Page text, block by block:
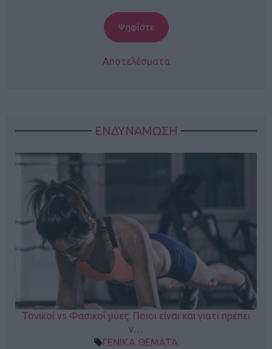
Αποτελέσματα
ΕΝΔΥΝΑΜΩΣΗ
Τονικοί vs Φασικοί μύες: Ποιοι είναι και γιατί πρέπει
ν…
ΓΕΝΙΚΑ ΘΕΜΑΤΑ